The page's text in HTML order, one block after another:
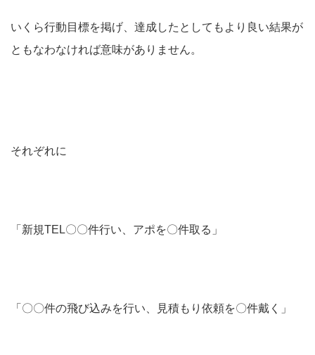
いくら行動目標を掲げ、達成したとしてもより良い結果が
ともなわなければ意味がありません。
それぞれに
「新規TEL〇〇件行い、アポを〇件取る」
「〇〇件の飛び込みを行い、見積もり依頼を〇件戴く」